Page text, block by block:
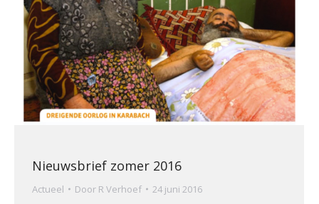
Nieuwsbrief zomer 2016
Actueel Door R Verhoef 24 juni 2016